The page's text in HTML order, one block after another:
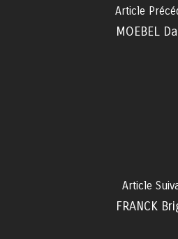
Article
MOEBEL
Article
FRANCK